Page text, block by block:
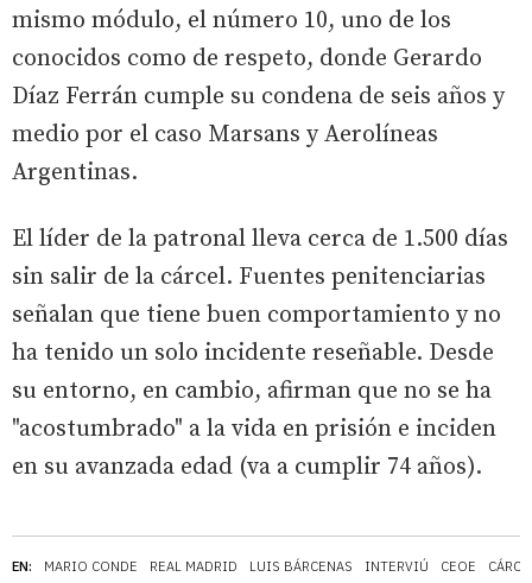
EN: MARIO CONDE REAL MADRID LUIS BÁRCENAS INTERVIÚ CEOE
mismo módulo, el número 10, uno de los
conocidos como de respeto, donde Gerardo
Díaz Ferrán cumple su condena de seis años y
medio por el caso Marsans y Aerolíneas
Argentinas.
El líder de la patronal lleva cerca de 1.500 días
sin salir de la cárcel. Fuentes penitenciarias
señalan que tiene buen comportamiento y no
ha tenido un solo incidente reseñable. Desde
su entorno, en cambio, afirman que no se ha
"acostumbrado" a la vida en prisión e inciden
en su avanzada edad (va a cumplir 74 años).